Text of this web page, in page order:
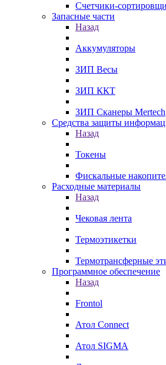
Счетчики-
Запасные части
Назад
Аккумуляторы
ЗИП Весы
ЗИП ККТ
ЗИП Сканеры Mertech
Средства защиты
Назад
Токены
Фискальные
Расходные материалы
Назад
Чековая лента
Термоэтикетки
Термотрансферные
Программное обеспечение
Назад
Frontol
Атол Connect
Атол SIGMA